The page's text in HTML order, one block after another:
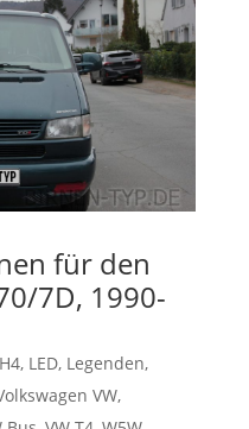
für den
7D, 1990-
H4, LED, Legenden,
VW,